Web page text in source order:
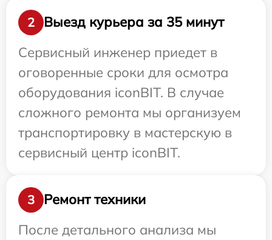
2
Выезд курьера за 35 минут
Сервисный инженер приедет в
оговоренные сроки для осмотра
оборудования iconBIT. В случае
сложного ремонта мы организуем
транспортировку в мастерскую в
сервисный центр iconBIT.
3
Ремонт техники
После детального анализа мы